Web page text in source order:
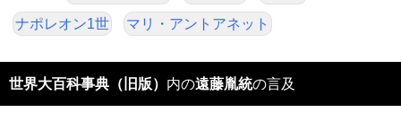
ナポレオン1世 マリ・アントアネット
世界大百科事典（旧版） 内の遠藤胤統の言及